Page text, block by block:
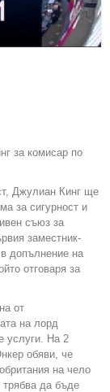
за комисар по
Джулиан Кинг ще
за сигурност и
съюз за
заместник-
допълнение на
отговаря за
от
на лорд
услуги. На 2
обяви, че
на чело
трябва да бъде